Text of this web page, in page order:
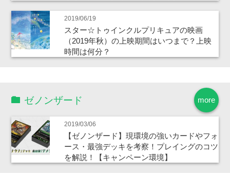
2019/06/19
スター☆トゥインクルプリキュアの映画
（2019年秋）の上映期間はいつまで？上映
時間は何分？
more
ゼノンザード
2019/03/06
【ゼノンザード】現環境の強いカードやフォ
ース・最強デッキを考察！プレイングのコツ
を解説！【キャンペーン環境】